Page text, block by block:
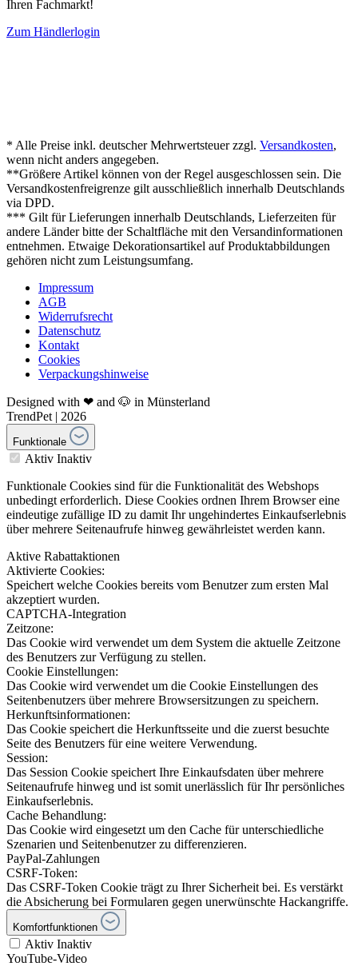
Ihren Fachmarkt!
Zum Händlerlogin
* Alle Preise inkl. deutscher Mehrwertsteuer zzgl. Versandkosten,
wenn nicht anders angegeben.
**Größere Artikel können von der Regel ausgeschlossen sein. Die
Versandkostenfreigrenze gilt ausschließlich innerhalb Deutschlands
via DPD.
*** Gilt für Lieferungen innerhalb Deutschlands, Lieferzeiten für
andere Länder bitte der Schaltfläche mit den Versandinformationen
entnehmen. Etwaige Dekorationsartikel auf Produktabbildungen
gehören nicht zum Leistungsumfang.
Impressum
AGB
Widerrufsrecht
Datenschutz
Kontakt
Cookies
Verpackungshinweise
Designed with ❤ and 🐶 in Münsterland
TrendPet | 2026
Funktionale
Aktiv Inaktiv
Funktionale Cookies sind für die Funktionalität des Webshops
unbedingt erforderlich. Diese Cookies ordnen Ihrem Browser eine
eindeutige zufällige ID zu damit Ihr ungehindertes Einkaufserlebnis
über mehrere Seitenaufrufe hinweg gewährleistet werden kann.
Aktive Rabattaktionen
Aktivierte Cookies:
Speichert welche Cookies bereits vom Benutzer zum ersten Mal
akzeptiert wurden.
CAPTCHA-Integration
Zeitzone:
Das Cookie wird verwendet um dem System die aktuelle Zeitzone
des Benutzers zur Verfügung zu stellen.
Cookie Einstellungen:
Das Cookie wird verwendet um die Cookie Einstellungen des
Seitenbenutzers über mehrere Browsersitzungen zu speichern.
Herkunftsinformationen:
Das Cookie speichert die Herkunftsseite und die zuerst besuchte
Seite des Benutzers für eine weitere Verwendung.
Session:
Das Session Cookie speichert Ihre Einkaufsdaten über mehrere
Seitenaufrufe hinweg und ist somit unerlässlich für Ihr persönliches
Einkaufserlebnis.
Cache Behandlung:
Das Cookie wird eingesetzt um den Cache für unterschiedliche
Szenarien und Seitenbenutzer zu differenzieren.
PayPal-Zahlungen
CSRF-Token:
Das CSRF-Token Cookie trägt zu Ihrer Sicherheit bei. Es verstärkt
die Absicherung bei Formularen gegen unerwünschte Hackangriffe.
Komfortfunktionen
Aktiv Inaktiv
YouTube-Video